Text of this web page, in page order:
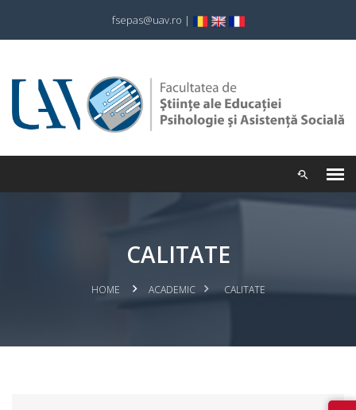
fsepas@uav.ro |
CALITATE
HOME ACADEMIC CALITATE